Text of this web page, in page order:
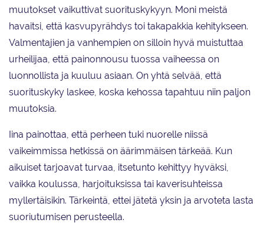
muutokset vaikuttivat suorituskykyyn. Moni meistä
havaitsi, että kasvupyrähdys toi takapakkia kehitykseen.
Valmentajien ja vanhempien on silloin hyvä muistuttaa
urheilijaa, että painonnousu tuossa vaiheessa on
luonnollista ja kuuluu asiaan. On yhtä selvää, että
suorituskyky laskee, koska kehossa tapahtuu niin paljon
muutoksia.
Iina painottaa, että perheen tuki nuorelle niissä
vaikeimmissa hetkissä on äärimmäisen tärkeää. Kun
aikuiset tarjoavat turvaa, itsetunto kehittyy hyväksi,
vaikka koulussa, harjoituksissa tai kaverisuhteissa
myllertäisikin. Tärkeintä, ettei jätetä yksin ja arvoteta lasta
suoriutumisen perusteella.